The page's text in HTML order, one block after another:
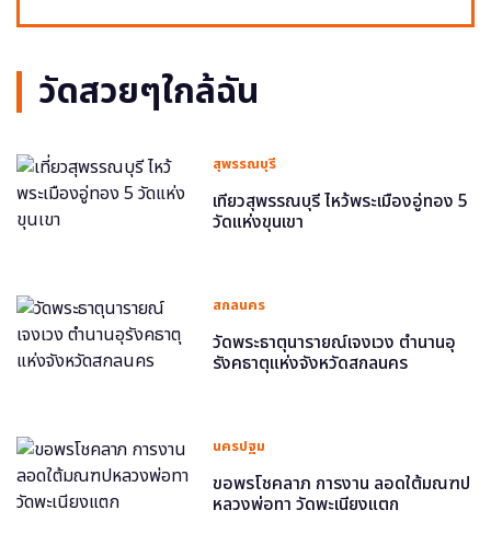
วัดสวยๆใกล้ฉัน
สุพรรณบุรี
เที่ยวสุพรรณบุรี ไหว้พระเมืองอู่ทอง 5
วัดแห่งขุนเขา
สกลนคร
วัดพระธาตุนารายณ์เจงเวง ตำนานอุ
รังคธาตุแห่งจังหวัดสกลนคร
นครปฐม
ขอพรโชคลาภ การงาน ลอดใต้มณฑป
หลวงพ่อทา วัดพะเนียงแตก